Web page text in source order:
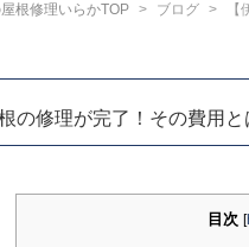
根修理いらかTOP ブログ
の修理が完了！その費用
目次 [